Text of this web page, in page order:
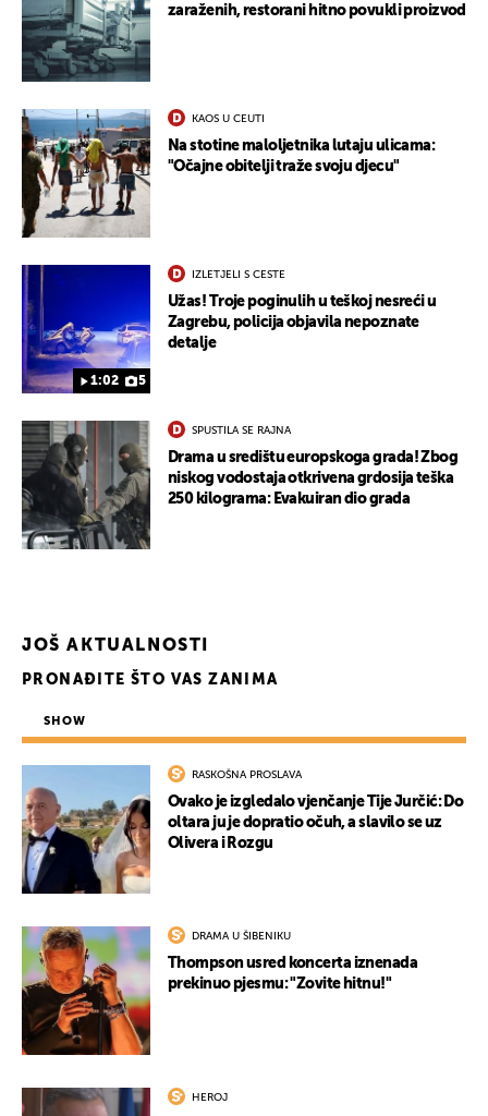
zaraženih, restorani hitno povukli proizvod
KAOS U CEUTI
Na stotine maloljetnika lutaju ulicama:
"Očajne obitelji traže svoju djecu"
1:02 5
IZLETJELI S CESTE
Užas! Troje poginulih u teškoj nesreći u
Zagrebu, policija objavila nepoznate
detalje
SPUSTILA SE RAJNA
Drama u središtu europskoga grada! Zbog
niskog vodostaja otkrivena grdosija teška
250 kilograma: Evakuiran dio grada
JOŠ AKTUALNOSTI
PRONAĐITE ŠTO VAS ZANIMA
SHOW
RASKOŠNA PROSLAVA
Ovako je izgledalo vjenčanje Tije Jurčić: Do
oltara ju je dopratio očuh, a slavilo se uz
Olivera i Rozgu
DRAMA U ŠIBENIKU
Thompson usred koncerta iznenada
prekinuo pjesmu: "Zovite hitnu!"
HEROJ